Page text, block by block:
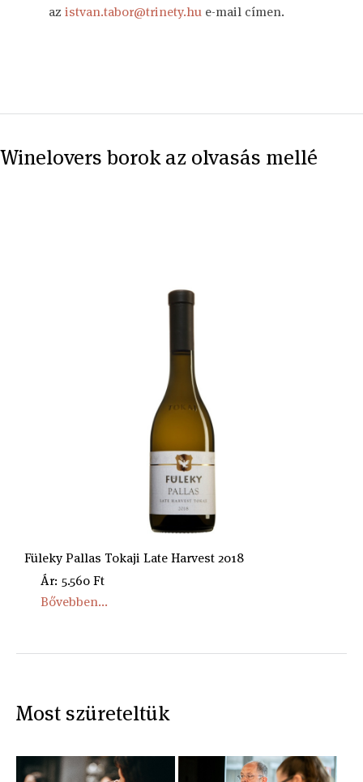
az istvan.tabor@trinety.hu e-mail címen.
Winelovers borok az olvasás mellé
Füleky Pallas Tokaji Late Harvest 2018
Ár: 5.560 Ft
Bővebben...
Most szüreteltük